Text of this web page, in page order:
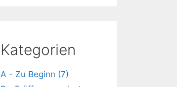
Kategorien
A - Zu Beginn (7)